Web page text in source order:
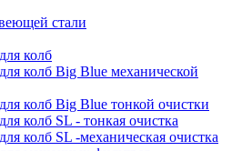
стали
колб
колб Big Blue механической
колб Big Blue тонкой очистки
колб SL - тонкая очистка
колб SL -механическая очистка